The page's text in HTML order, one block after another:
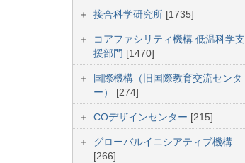
接合科学研究所 [1735]
コアファシリティ機構 低温科学支
援部門 [1470]
国際機構（旧国際教育交流センタ
ー） [274]
COデザインセンター [215]
グローバルイニシアティブ機構
[266]